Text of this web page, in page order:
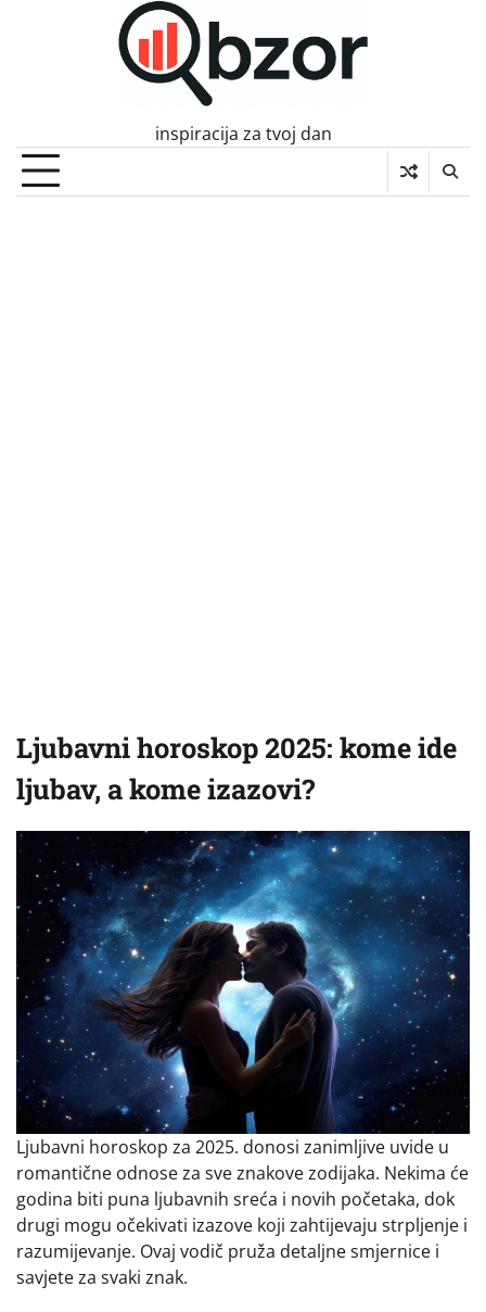
inspiracija za tvoj dan
Ljubavni horoskop 2025: kome ide
ljubav, a kome izazovi?
Ljubavni horoskop za 2025. donosi zanimljive uvide u
romantične odnose za sve znakove zodijaka. Nekima će
godina biti puna ljubavnih sreća i novih početaka, dok
drugi mogu očekivati izazove koji zahtijevaju strpljenje i
razumijevanje. Ovaj vodič pruža detaljne smjernice i
savjete za svaki znak.